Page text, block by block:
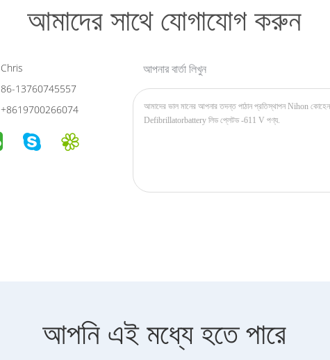
আমাদের সাথে যোগাযোগ করুন
Chris
86-13760745557
+8619700266074
আপনার বার্তা লিখুন
আপনি এই মধ্যে হতে পারে